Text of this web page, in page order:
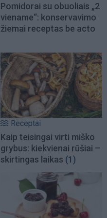
Pomidorai su obuoliais „2
viename“: konservavimo
žiemai receptas be acto
Receptai
Kaip teisingai virti miško
grybus: kiekvienai rūšiai –
skirtingas laikas (1)